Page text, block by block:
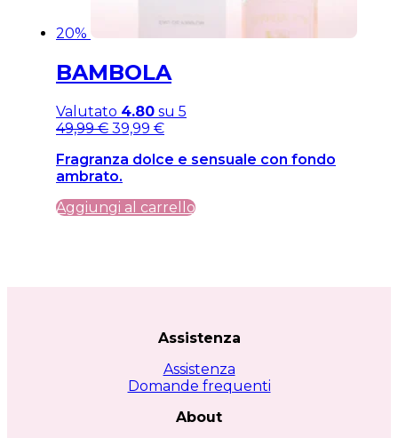
20%
BAMBOLA
Valutato 4.80 su 5
Il
originale
era:
49,99€Il
attuale
è:
39,99 €
Fragranza dolce e sensuale con fondo
ambrato.
Aggiungi al carrello
Assistenza
Assistenza
Domande frequenti
About